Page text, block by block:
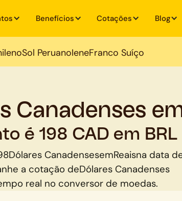
Benefícios Cotações Blog
Sol PeruanoIeneFranco Suíço
Canadenses
é 198 CAD em BRL
Dólares CanadensesemReaisna data
a cotação deDólares Canadenses
real no conversor de moedas.